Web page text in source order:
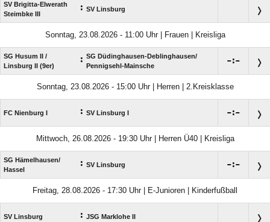
SV Brigitta-Elwerath
Steimbke III
: SV Linsburg
Sonntag, 23.08.2026 - 11:00 Uhr | Frauen | Kreisliga
SG Husum II /​
Linsburg II (9er)
: SG Düdinghausen-Deblinghausen/​
Pennigsehl-Mainsche
:
Sonntag, 23.08.2026 - 15:00 Uhr | Herren | 2.Kreisklasse
FC Nienburg I : SV Linsburg I :
Mittwoch, 26.08.2026 - 19:30 Uhr | Herren Ü40 | Kreisliga
SG Hämelhausen/​
Hassel
: SV Linsburg :
Freitag, 28.08.2026 - 17:30 Uhr | E-Junioren | Kinderfußball
SV Linsburg : JSG Marklohe II